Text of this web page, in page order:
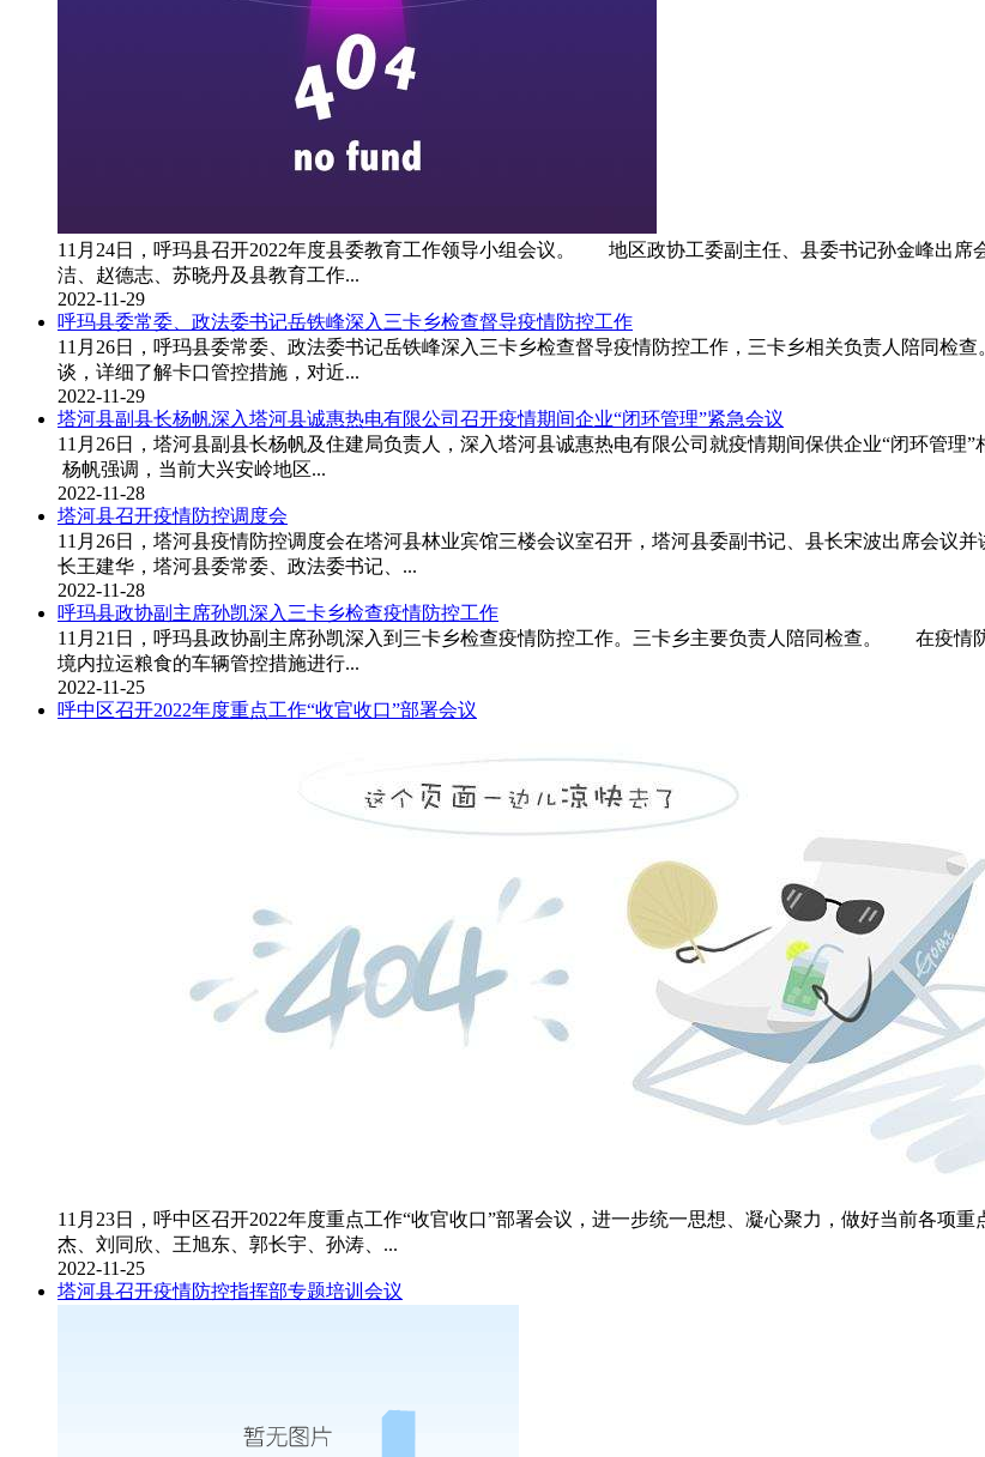
11月24日，呼玛县召开2022年度县委教育工作领导小组会议。 地区政协工委副主任、县委书记孙金峰出席
洁、赵德志、苏晓丹及县教育工作...
2022-11-29
呼玛县委常委、政法委书记岳铁峰深入三卡乡检查督导疫情防控工作
11月26日，呼玛县委常委、政法委书记岳铁峰深入三卡乡检查督导疫情防控工作，三卡乡相关负责人陪同
谈，详细了解卡口管控措施，对近...
2022-11-29
塔河县副县长杨帆深入塔河县诚惠热电有限公司召开疫情期间企业“闭环管理”紧急会议
11月26日，塔河县副县长杨帆及住建局负责人，深入塔河县诚惠热电有限公司就疫情期间保供企业“闭环管
杨帆强调，当前大兴安岭地区...
2022-11-28
塔河县召开疫情防控调度会
11月26日，塔河县疫情防控调度会在塔河县林业宾馆三楼会议室召开，塔河县委副书记、县长宋波出席会议
长王建华，塔河县委常委、政法委书记、...
2022-11-28
呼玛县政协副主席孙凯深入三卡乡检查疫情防控工作
11月21日，呼玛县政协副主席孙凯深入到三卡乡检查疫情防控工作。三卡乡主要负责人陪同检查。 在疫情
境内拉运粮食的车辆管控措施进行...
2022-11-25
呼中区召开2022年度重点工作“收官收口”部署会议
11月23日，呼中区召开2022年度重点工作“收官收口”部署会议，进一步统一思想、凝心聚力，做好当前各
杰、刘同欣、王旭东、郭长宇、孙涛、...
2022-11-25
塔河县召开疫情防控指挥部专题培训会议